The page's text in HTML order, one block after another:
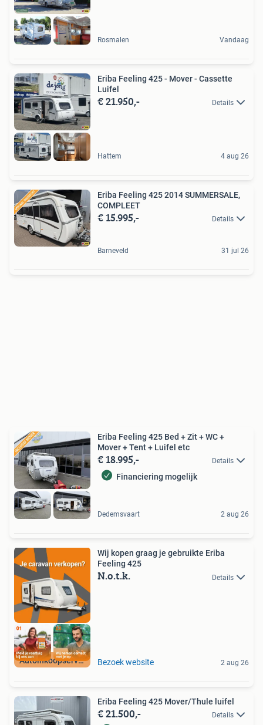
Rosmalen Vandaag
Eriba Feeling 425 - Mover - Cassette
Luifel
€ 21.950,- Details
Hattem 4 aug 26
Eriba Feeling 425 2014 SUMMERSALE,
COMPLEET
€ 15.995,- Details
Barneveld 31 jul 26
Eriba Feeling 425 Bed + Zit + WC +
Mover + Tent + Luifel etc
€ 18.995,- Details
Financiering mogelijk
Dedemsvaart 2 aug 26
Autoinkoopservice
Wij kopen graag je gebruikte Eriba
Feeling 425
N.o.t.k. Details
Bezoek website 2 aug 26
Eriba Feeling 425 Mover/Thule luifel
€ 21.500,- Details